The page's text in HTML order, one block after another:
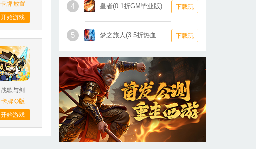
卡牌放置
开始游戏
战歌与剑
卡牌Q版
开始游戏
4 皇者(0.1折GM毕业版) 下载玩
5 梦之旅人(3.5折热血霸业) 下载玩